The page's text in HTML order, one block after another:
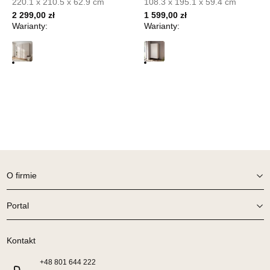
UL.PIONIERÓW 44
66-600 KROSNO ODRZAŃSKIE
Adres e-mail:
meblostyl01@op.pl
Godziny otwarcia
Salon meblowy
UL.KILIŃSZCZAKÓW 43
78-600 WAŁCZ
Nr tel.67-3873822
Godziny otwarcia
2 299,00 zł
Warianty:
1 599,00 zł
Warianty:
O firmie
Portal
Kontakt
+48 801 644 222